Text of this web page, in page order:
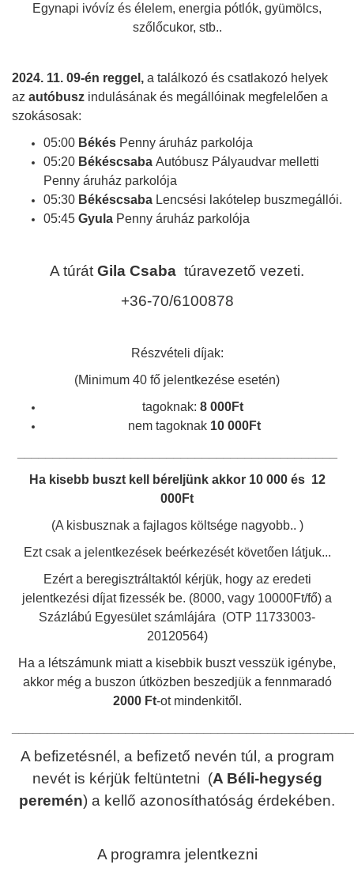
Egynapi ivóvíz és élelem, energia pótlók, gyümölcs,
szőlőcukor, stb..
2024. 11. 09-én reggel, a találkozó és csatlakozó helyek
az autóbusz indulásának és megállóinak megfelelően a
szokásosak:
05:00 Békés Penny áruház parkolója
05:20 Békéscsaba Autóbusz Pályaudvar melletti
Penny áruház parkolója
05:30 Békéscsaba Lencsési lakótelep buszmegállói.
05:45 Gyula Penny áruház parkolója
A túrát Gila Csaba túravezető vezeti.
+36-70/6100878
Részvételi díjak:
(Minimum 40 fő jelentkezése esetén)
tagoknak: 8 000Ft
nem tagoknak 10 000Ft
Ha kisebb buszt kell béreljünk akkor 10 000 és 12
000Ft
(A kisbusznak a fajlagos költsége nagyobb.. )
Ezt csak a jelentkezések beérkezését követően látjuk...
Ezért a beregisztráltaktól kérjük, hogy az eredeti
jelentkezési díjat fizessék be. (8000, vagy 10000Ft/fő) a
Százlábú Egyesület számlájára (OTP 11733003-
20120564)
Ha a létszámunk miatt a kisebbik buszt vesszük igénybe,
akkor még a buszon útközben beszedjük a fennmaradó
2000 Ft-ot mindenkitől.
A befizetésnél, a befizető nevén túl, a program
nevét is kérjük feltüntetni (A Béli-hegység
peremén) a kellő azonosíthatóság érdekében.
A programra jelentkezni